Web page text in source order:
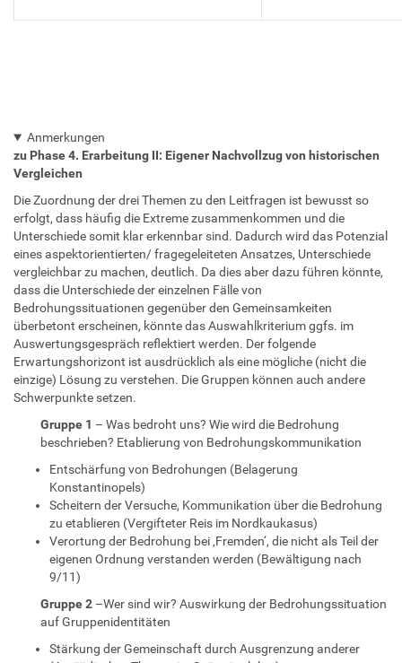
Anmerkungen
zu Phase 4. Erarbeitung II: Eigener Nachvollzug von historischen
Vergleichen
Die Zuordnung der drei Themen zu den Leitfragen ist bewusst so
erfolgt, dass häufig die Extreme zusammenkommen und die
Unterschiede somit klar erkennbar sind. Dadurch wird das Potenzial
eines aspektorientierten/ fragegeleiteten Ansatzes, Unterschiede
vergleichbar zu machen, deutlich. Da dies aber dazu führen könnte,
dass die Unterschiede der einzelnen Fälle von
Bedrohungssituationen gegenüber den Gemeinsamkeiten
überbetont erscheinen, könnte das Auswahlkriterium ggfs. im
Auswertungsgespräch reflektiert werden. Der folgende
Erwartungshorizont ist ausdrücklich als eine mögliche (nicht die
einzige) Lösung zu verstehen. Die Gruppen können auch andere
Schwerpunkte setzen.
Gruppe 1 – Was bedroht uns? Wie wird die Bedrohung
beschrieben? Etablierung von Bedrohungskommunikation
Entschärfung von Bedrohungen (Belagerung
Konstantinopels)
Scheitern der Versuche, Kommunikation über die Bedrohung
zu etablieren (Vergifteter Reis im Nordkaukasus)
Verortung der Bedrohung bei ‚Fremden‘, die nicht als Teil der
eigenen Ordnung verstanden werden (Bewältigung nach
9/11)
Gruppe 2 –Wer sind wir? Auswirkung der Bedrohungssituation
auf Gruppenidentitäten
Stärkung der Gemeinschaft durch Ausgrenzung anderer